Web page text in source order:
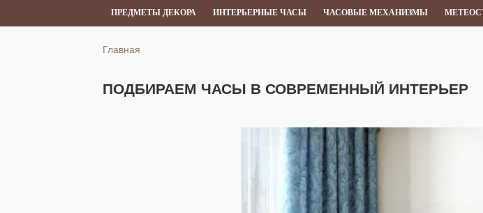
ПРЕДМЕТЫ ДЕКОРА ИНТЕРЬЕРНЫЕ ЧАСЫ ЧАСОВЫЕ МЕХАНИЗМЫ
Главная
ПОДБИРАЕМ ЧАСЫ В СОВРЕМЕННЫЙ ИНТЕРЬЕР